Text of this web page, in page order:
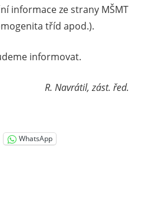
informace ze strany MŠMT
tříd apod.).
informovat.
R. Navrátil, zást. řed.
WhatsApp